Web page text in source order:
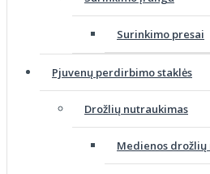
Surinkimo presai
Pjuvenų perdirbimo staklės
Drožlių nutraukimas
Medienos